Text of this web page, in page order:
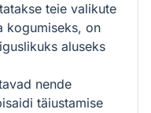
teie valikute
kogumiseks, on
aluseks
nende
täiustamise